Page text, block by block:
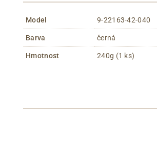
Model 9-22163-42-040
Barva černá
Hmotnost 240g (1 ks)